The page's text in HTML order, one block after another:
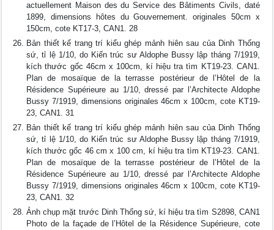
actuellement Maison des du Service des Bâtiments Civils, daté
1899, dimensions hôtes du Gouvernement. originales 50cm x
150cm, cote KT17-3, CAN1. 28
Bản thiết kế trang trí kiểu ghép mảnh hiên sau của Dinh Thống
sứ, tỉ lệ 1/10, do Kiến trúc sư Aldophe Bussy lập tháng 7/1919,
kích thước gốc 46cm x 100cm, kí hiệu tra tìm KT19-23. CAN1.
Plan de mosaïque de la terrasse postérieur de l’Hôtel de la
Résidence Supérieure au 1/10, dressé par l’Architecte Aldophe
Bussy 7/1919, dimensions originales 46cm x 100cm, cote KT19-
23, CAN1. 31
Bản thiết kế trang trí kiểu ghép mảnh hiên sau của Dinh Thống
sứ, tỉ lệ 1/10, do Kiến trúc sư Aldophe Bussy lập tháng 7/1919,
kích thước gốc 46 cm x 100 cm, kí hiệu tra tìm KT19-23. CAN1.
Plan de mosaïque de la terrasse postérieur de l’Hôtel de la
Résidence Supérieure au 1/10, dressé par l’Architecte Aldophe
Bussy 7/1919, dimensions originales 46cm x 100cm, cote KT19-
23, CAN1. 32
Ảnh chụp mặt trước Dinh Thống sứ, kí hiệu tra tìm S2898, CAN1
Photo de la façade de l’Hôtel de la Résidence Supérieure, cote